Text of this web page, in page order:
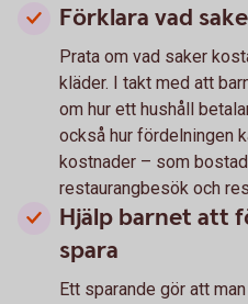
Förklara vad
Prata om vad saker
kläder. I takt med att
om hur ett hushåll
också hur fördelningen
kostnader – som
restaurangbesök och
Hjälp barnet att
spara
Ett sparande gör att